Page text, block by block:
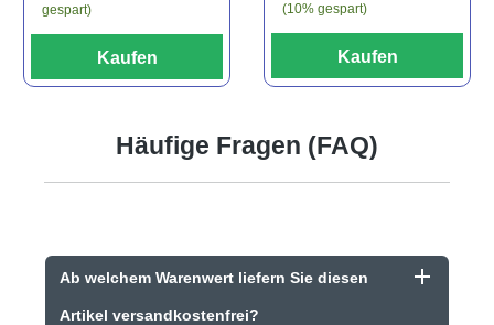
gespart)
Kaufen
(10% gespart)
Kaufen
Häufige Fragen (FAQ)
Ab welchem Warenwert liefern Sie diesen
Artikel versandkostenfrei?